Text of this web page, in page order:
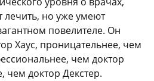
но уже умеют
повелителе. Он
Хаус, проницательнее, чем
чем доктор
чем доктор Декстер.